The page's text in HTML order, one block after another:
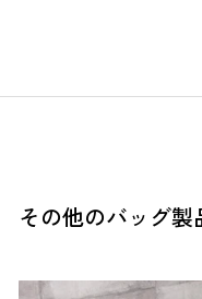
その他のバッグ製